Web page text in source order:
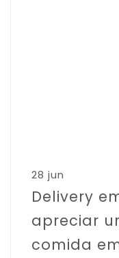
28 jun
Delivery
apreciar
comida